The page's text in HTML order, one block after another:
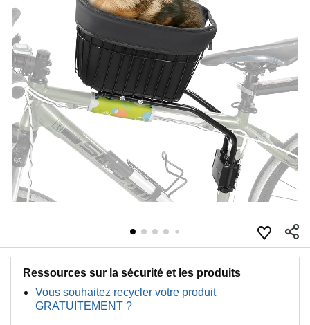
Ressources sur la sécurité et les produits
Vous souhaitez recycler votre produit
GRATUITEMENT ?